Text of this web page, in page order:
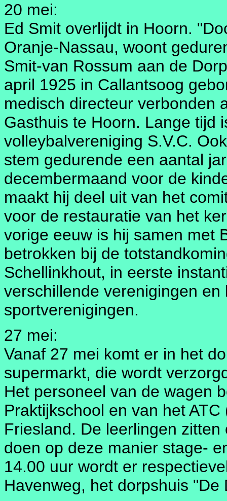
20 mei:
Ed Smit overlijdt in Hoorn.
Oranje-Nassau, woont
Smit-van Rossum aan de
april 1925 in Callantsoog
medisch directeur verbonden
Gasthuis te Hoorn. Lange tijd
volleybalvereniging S.V.C.
stem gedurende een aantal
decembermaand voor de
maakt hij deel uit van het
voor de restauratie van het
vorige eeuw is hij samen met
betrokken bij de
Schellinkhout, in eerste
verschillende verenigingen
sportverenigingen.
27 mei:
Vanaf 27 mei komt er in het
supermarkt, die wordt
Het personeel van de wagen
Praktijkschool en van het
Friesland. De leerlingen
doen op deze manier stage-
14.00 uur wordt er
Havenweg, het dorpshuis